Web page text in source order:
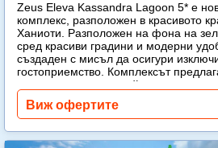
Zeus Eleva Kassandra Lagoon 5* е
комплекс, разположен в красивото
Ханиоти. Разположен на фона на
сред красиви градини и модерни
създаден с мисъл да осигури
гостоприемство. Комплексът
модерен лукс и спокойна
Още...
Виж офертите